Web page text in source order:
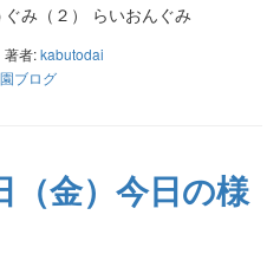
ぐみ（２） らいおんぐみ
著者:kabutodai
ブログ
（金）今日の様